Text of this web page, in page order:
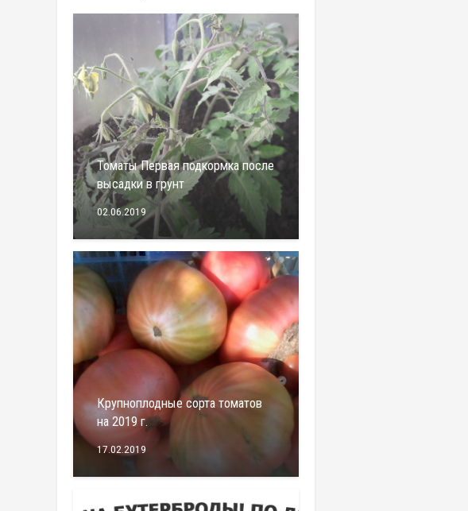
Томаты Первая подкормка после
высадки в грунт
02.06.2019
Крупноплодные сорта томатов
на 2019 г.
17.02.2019